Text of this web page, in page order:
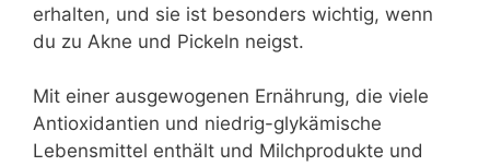
erhalten, und sie ist besonders wichtig, wenn
du zu Akne und Pickeln neigst.
Mit einer ausgewogenen Ernährung, die viele
Antioxidantien und niedrig-glykämische
Lebensmittel enthält und Milchprodukte und